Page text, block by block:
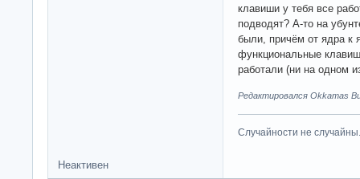
клавиши у тебя все
подводят? А-то на
были, причём от ядра к
функциональные
работали (ни на одном
Редактировался Okkamas
Случайности не случайны.
Неактивен